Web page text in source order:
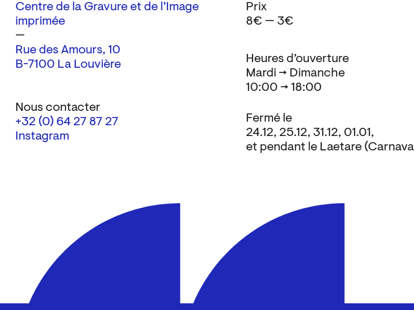
Centre de la Gravure et de l’Image
imprimée
—
Rue des Amours, 10
B-7100 La Louvière
Nous contacter
+32 (0) 64 27 87 27
Instagram
Heures d’ouverture
Mardi → Dimanche
10:00 → 18:00
Fermé le
24.12, 25.12, 31.12, 01.01,
et pendant le Laetare
Prix
8€ — 3€